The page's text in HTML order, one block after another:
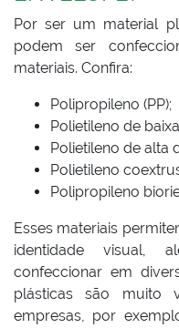
Por ser um material
podem ser
materiais. Confira:
Polipropileno (PP);
Polietileno de
Polietileno de alta
Polietileno
Polipropileno
Esses materiais
identidade visual,
confeccionar em
plásticas são muito
empresas, por